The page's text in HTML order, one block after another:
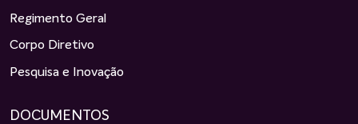
Regimento Geral
Corpo Diretivo
Pesquisa e Inovação
DOCUMENTOS